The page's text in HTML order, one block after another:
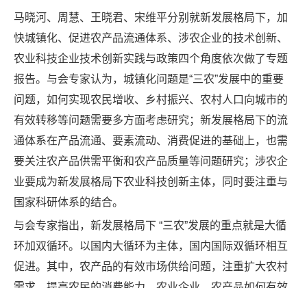
马晓河、周慧、王晓君、宋维平分别就新发展格局下，加
快城镇化、促进农产品流通体系、涉农企业的技术创新、
农业科技企业技术创新实践与政策四个角度依次做了专题
报告。与会专家认为，城镇化问题是“三农”发展中的重要
问题，如何实现农民增收、乡村振兴、农村人口向城市的
有效转移等问题需要多方面考虑研究；新发展格局下的流
通体系在产品流通、要素流动、消费促进的基础上，也需
要关注农产品供需平衡和农产品质量等问题研究；涉农企
业要成为新发展格局下农业科技创新主体，同时要注重与
国家科研体系的结合。
与会专家指出，新发展格局下 “三农”发展的重点就是大循
环加双循环。以国内大循环为主体，国内国际双循环相互
促进。其中，农产品的有效市场供给问题，注重扩大农村